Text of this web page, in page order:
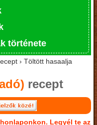
története
› Töltött hasaalja
recept
Legyél te az